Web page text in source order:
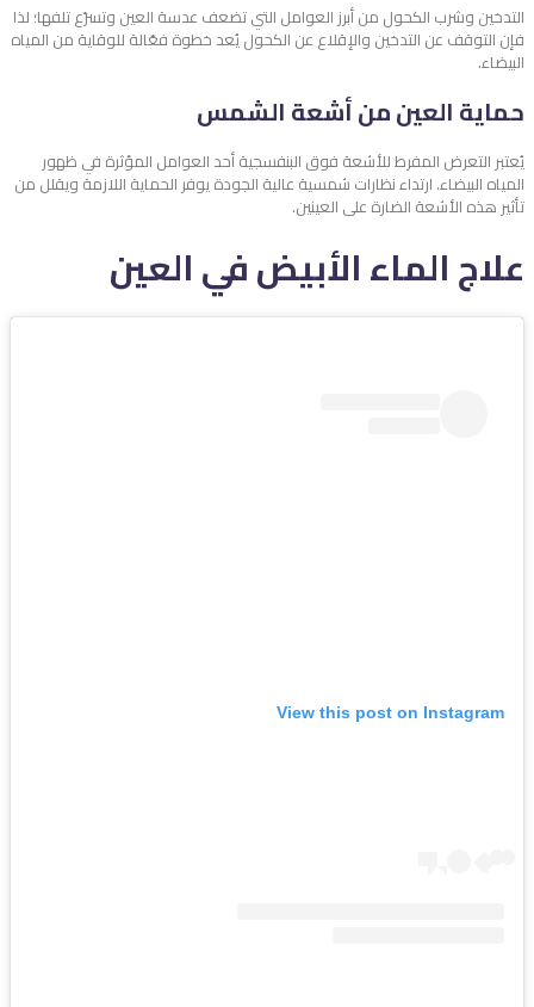
التدخين وشرب الكحول من أبرز العوامل التي تضعف عدسة العين وتسرّع تلفها؛ لذا
فإن التوقف عن التدخين والإقلاع عن الكحول يُعد خطوة فعّالة للوقاية من المياه
البيضاء.
حماية العين من أشعة الشمس
يُعتبر التعرض المفرط للأشعة فوق البنفسجية أحد العوامل المؤثرة في ظهور
المياه البيضاء. ارتداء نظارات شمسية عالية الجودة يوفر الحماية اللازمة ويقلل من
تأثير هذه الأشعة الضارة على العينين.
علاج الماء الأبيض في العين
View this post on Instagram